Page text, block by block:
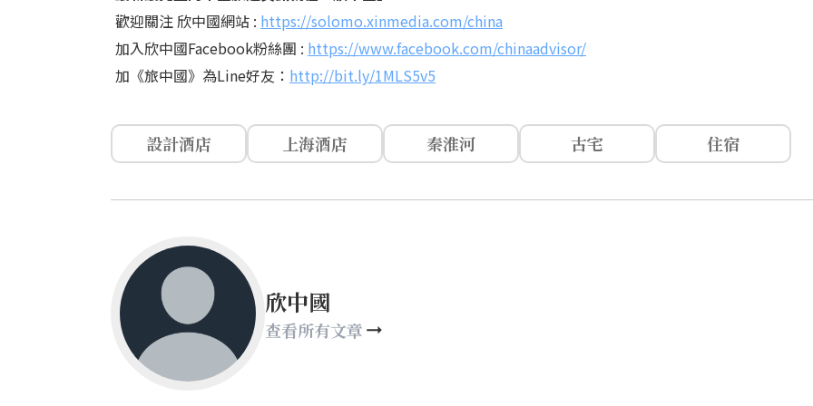
歡迎關注 欣中國網站 : https://solomo.xinmedia.com/china
加入欣中國Facebook粉絲團 : https://www.facebook.com/chinaadvisor/
加《旅中國》為Line好友： http://bit.ly/1MLS5v5
設計酒店 上海酒店 秦淮河 古宅 住宿
欣中國
查看所有文章